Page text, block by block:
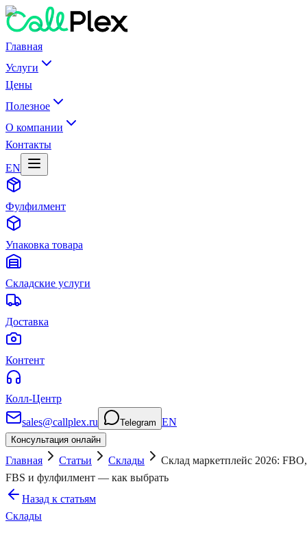
Главная
Услуги
Цены
Полезное
О компании
Контакты
EN
Фулфилмент
Упаковка товара
Складские услуги
Доставка
Контент
Колл-Центр
sales@callplex.ru
Telegram EN
Консультация онлайн
Главная Статьи Склады
Склад маркетплейс 2026: FBO,
FBS и фулфилмент — как выбрать
Назад к статьям
Склады